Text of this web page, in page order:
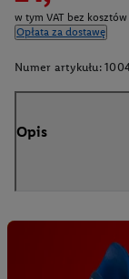
w tym VAT bez kosztów
Opłata za dostawę
Numer artykułu:
Opis